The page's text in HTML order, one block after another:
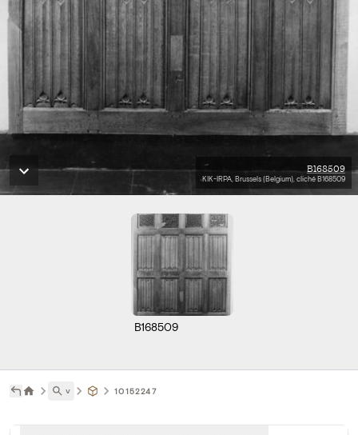
B168509
KIK-IRPA, Brussels (Belgium), cliché B168509
B168509
˅ 10152247